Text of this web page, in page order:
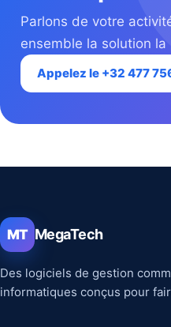
Parlons de votre
ensemble la solution
Appelez le +32 477
MT MegaTech
Des logiciels de gestion
informatiques conçus pour